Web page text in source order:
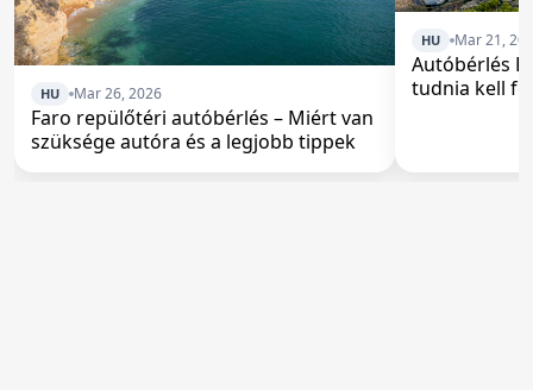
HU Mar 26, 2026
Faro repülőtéri autóbérlés – Miért van
szüksége autóra és a legjobb tippek
HU Mar 21,
Autóbérlés
tudnia kell